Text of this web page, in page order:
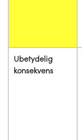
Ubetydelig
konsekvens